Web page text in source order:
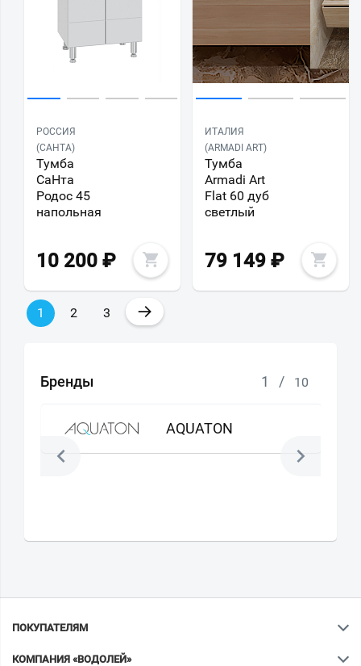
РОССИЯ
(САНТА)
Тумба
СаНта
Родос 45
напольная
10 200 ₽
ИТАЛИЯ
(ARMADI ART)
Тумба
Armadi Art
Flat 60 дуб
светлый
79 149 ₽
1 2 3 →
Бренды 1 / 10
AQUATON
ПОКУПАТЕЛЯМ
КОМПАНИЯ «ВОДОЛЕЙ»